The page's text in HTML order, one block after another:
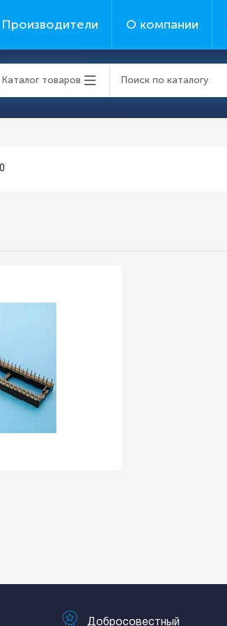
Производители О компании
Каталог товаров
Добросовестный